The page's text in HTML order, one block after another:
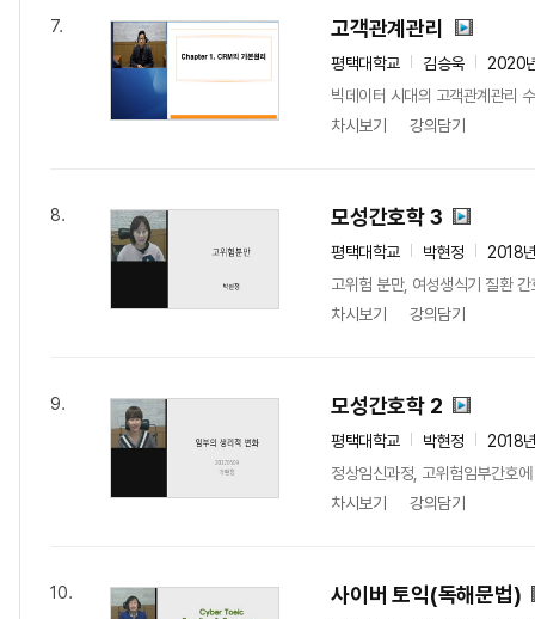
7. 고객관계관리
평택대학교 김승욱
2020
빅데이터 시대의 고객관계관리
차시보기
강의담기
8. 모성간호학 3
평택대학교 박현정
2018
고위험 분만, 여성생식기 질환 간
차시보기
강의담기
9. 모성간호학 2
평택대학교 박현정
2018
정상임신과정, 고위험임부간호
차시보기
강의담기
10. 사이버 토익(독해문법)